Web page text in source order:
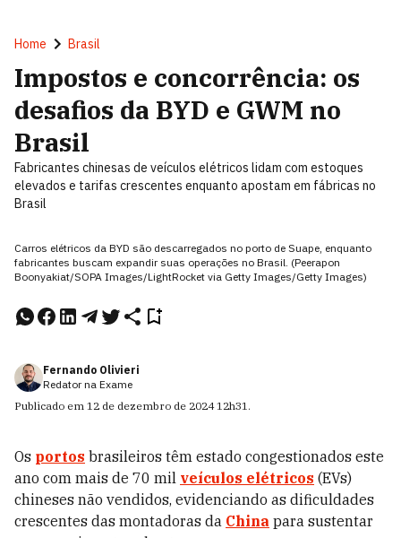
Home Brasil
Impostos e concorrência: os
desafios da BYD e GWM no
Brasil
Fabricantes chinesas de veículos elétricos lidam com estoques
elevados e tarifas crescentes enquanto apostam em fábricas no
Brasil
Carros elétricos da BYD são descarregados no porto de Suape, enquanto
fabricantes buscam expandir suas operações no Brasil. (Peerapon
Boonyakiat/SOPA Images/LightRocket via Getty Images/Getty Images)
Fernando Olivieri
Redator na Exame
Publicado em 12 de dezembro de 2024 12h31.
Os portos brasileiros têm estado congestionados este
ano com mais de 70 mil veículos elétricos (EVs)
chineses não vendidos, evidenciando as dificuldades
crescentes das montadoras da China para sustentar